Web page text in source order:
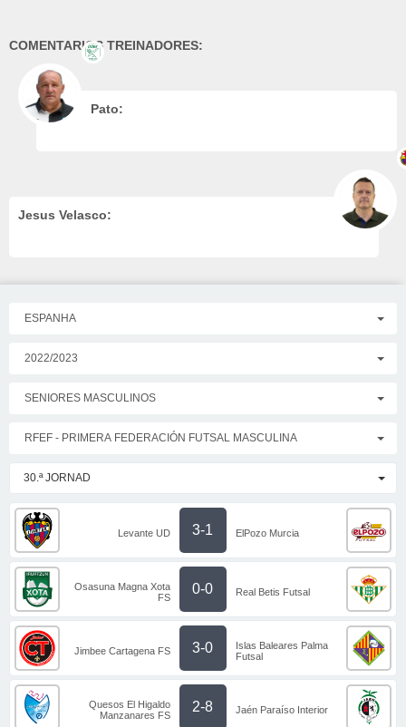
COMENTARIOS TREINADORES:
Pato:
Jesus Velasco:
ESPANHA
2022/2023
SENIORES MASCULINOS
RFEF - PRIMERA FEDERACIÓN FUTSAL MASCULINA
30.ª JORNAD
Levante UD 3-1 ElPozo Murcia
Osasuna Magna Xota
FS
0-0 Real Betis Futsal
Jimbee Cartagena FS 3-0
Islas Baleares Palma
Futsal
Quesos El Higaldo
Manzanares FS
2-8 Jaén Paraíso Interior